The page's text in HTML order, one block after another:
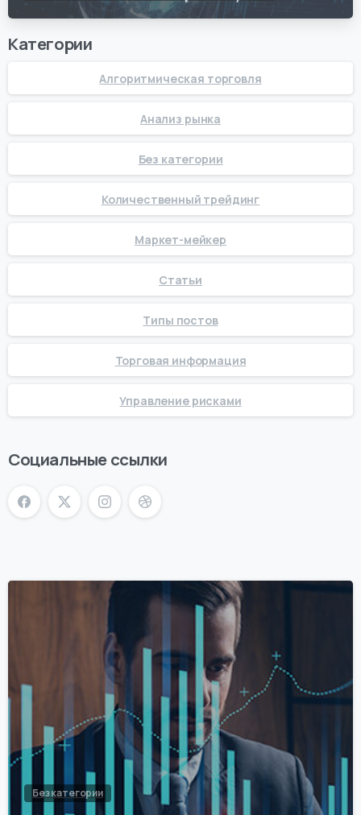
Категории
Алгоритмическая торговля
Анализ рынка
Без категории
Количественный трейдинг
Маркет-мейкер
Статьи
Типы постов
Торговая информация
Управление рисками
Социальные ссылки
Без категории